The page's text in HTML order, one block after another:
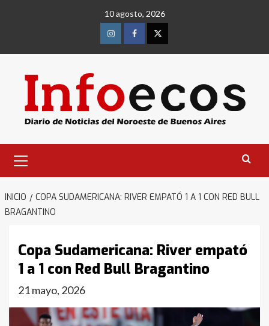
10 agosto, 2026
InstagramFacebookTwitter
primario
INICIO
COPA SUDAMERICANA: RIVER EMPATÓ 1 A 1 CON RED BULL
BRAGANTINO
Copa Sudamericana: River empató
1 a 1 con Red Bull Bragantino
21 mayo, 2026